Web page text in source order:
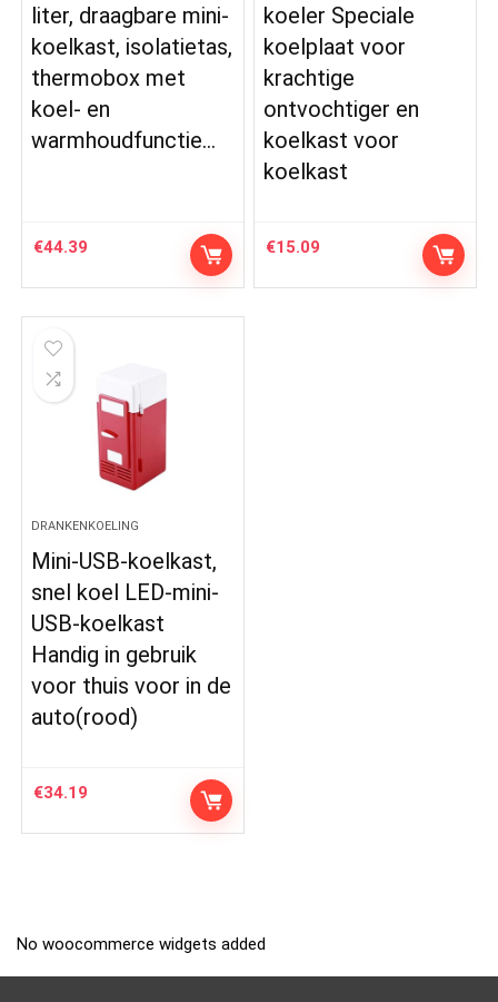
liter, draagbare mini-
koelkast, isolatietas,
thermobox met
koel- en
warmhoudfunctie…
€44.39
koeler Speciale
koelplaat voor
krachtige
ontvochtiger en
koelkast voor
koelkast
€15.09
DRANKENKOELING
Mini-USB-koelkast,
snel koel LED-mini-
USB-koelkast
Handig in gebruik
voor thuis voor in de
auto(rood)
€34.19
No woocommerce widgets added